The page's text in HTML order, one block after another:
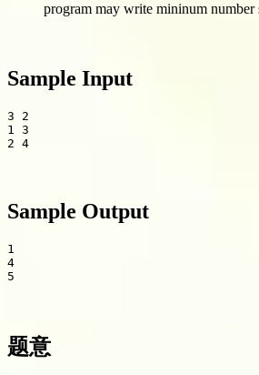
program may write mininum number
Sample Input
3 2
1 3
Sample Output
1
4
题意